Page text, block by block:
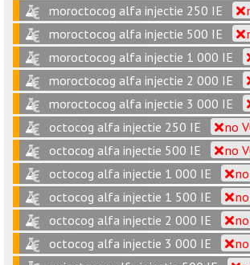
moroctocog alfa injectie 250 IE
moroctocog alfa injectie 500 IE
moroctocog alfa injectie 1 000 IE
moroctocog alfa injectie 2 000 IE
moroctocog alfa injectie 3 000 IE
octocog alfa injectie 250 IE
no
octocog alfa injectie 500 IE
no
octocog alfa injectie 1 000 IE
octocog alfa injectie 1 500 IE
octocog alfa injectie 2 000 IE
octocog alfa injectie 3 000 IE